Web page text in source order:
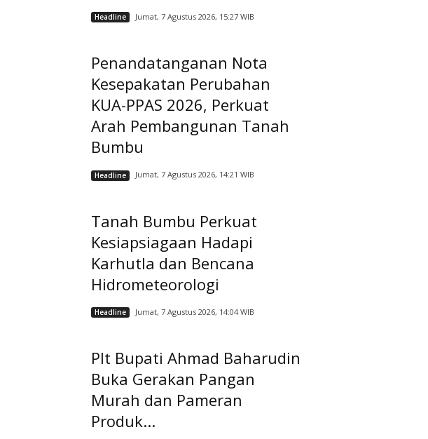
Headline Jumat, 7 Agustus 2026, 15:27 WIB
Penandatanganan Nota
Kesepakatan Perubahan
KUA-PPAS 2026, Perkuat
Arah Pembangunan Tanah
Bumbu
Headline Jumat, 7 Agustus 2026, 14:21 WIB
Tanah Bumbu Perkuat
Kesiapsiagaan Hadapi
Karhutla dan Bencana
Hidrometeorologi
Headline Jumat, 7 Agustus 2026, 14:04 WIB
Plt Bupati Ahmad Baharudin
Buka Gerakan Pangan
Murah dan Pameran
Produk...